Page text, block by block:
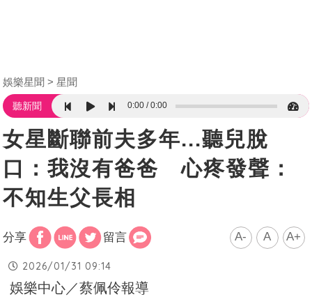
娛樂星聞 星聞
聽新聞 0:00 0:00
女星斷聯前夫多年...聽兒脫
口：我沒有爸爸 心疼發聲：
不知生父長相
分享 留言 A- A A+
2026/01/31 09:14
娛樂中心／蔡佩伶報導